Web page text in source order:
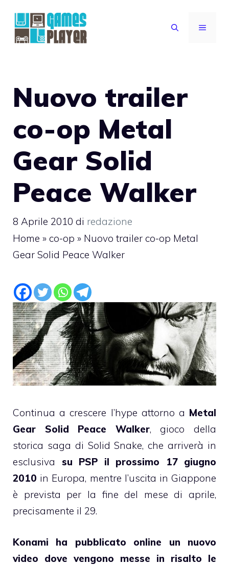
contenuto
MENU
Nuovo trailer
co-op Metal
Gear Solid
Peace Walker
8 Aprile 2010 di redazione
Home » co-op » Nuovo trailer co-op Metal
Gear Solid Peace Walker
Continua a crescere l’hype attorno a Metal
Gear Solid Peace Walker, gioco della
storica saga di Solid Snake, che arriverà in
esclusiva su PSP il prossimo 17 giugno
2010 in Europa, mentre l’uscita in Giappone
è prevista per la fine del mese di aprile,
precisamente il 29.
Konami ha pubblicato online un nuovo
video dove vengono messe in risalto le